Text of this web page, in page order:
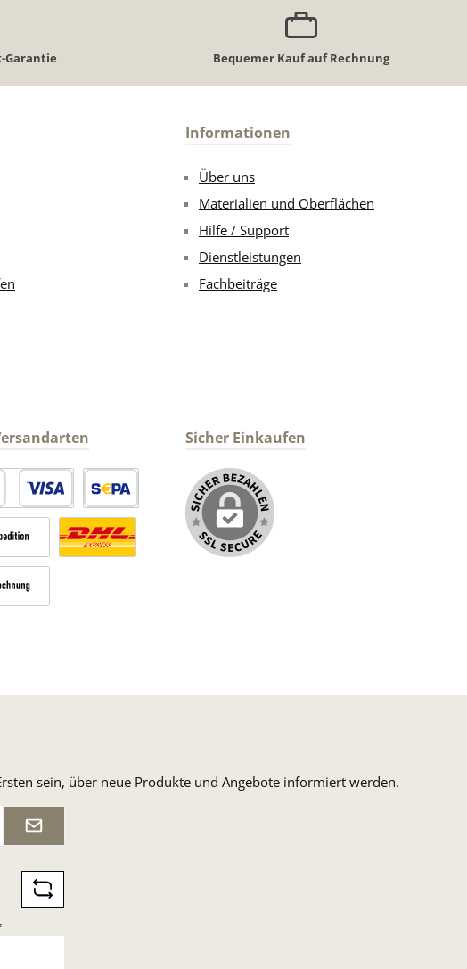
Garantie Bequemer Kauf auf Rechnung
Informationen
Über uns
Materialien und Oberflächen
Hilfe / Support
Dienstleistungen
Fachbeiträge
DebitkarteSEPA Lastschrift
normaler Versand Deutsche Post
Sicher Einkaufen
sein, über neue Produkte und Angebote informiert werden.